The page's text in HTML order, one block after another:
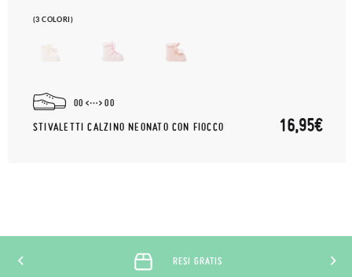
(3 COLORI)
00 00
STIVALETTI CALZINO NEONATO CON FIOCCO 16,95€
RESI GRATIS